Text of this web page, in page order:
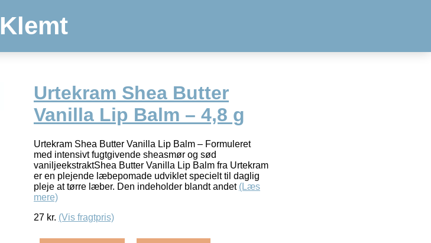
Klemt
Urtekram Shea Butter
Vanilla Lip Balm – 4,8 g
Urtekram Shea Butter Vanilla Lip Balm – Formuleret
med intensivt fugtgivende sheasmør og sød
vaniljeekstraktShea Butter Vanilla Lip Balm fra Urtekram
er en plejende læbepomade udviklet specielt til daglig
pleje at tørre læber. Den indeholder blandt andet (Læs
mere)
27 kr. (Vis fragtpris)